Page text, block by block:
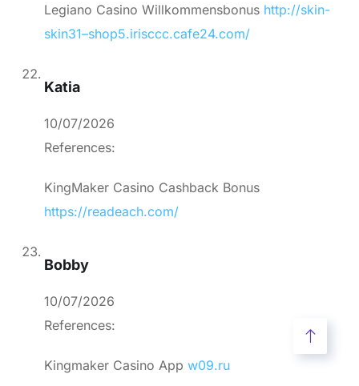
Legiano Casino Willkommensbonus http://skin-
skin31–shop5.irisccc.cafe24.com/
Katia
10/07/2026
References:
KingMaker Casino Cashback Bonus
https://readeach.com/
Bobby
10/07/2026
References:
Kingmaker Casino App w09.ru